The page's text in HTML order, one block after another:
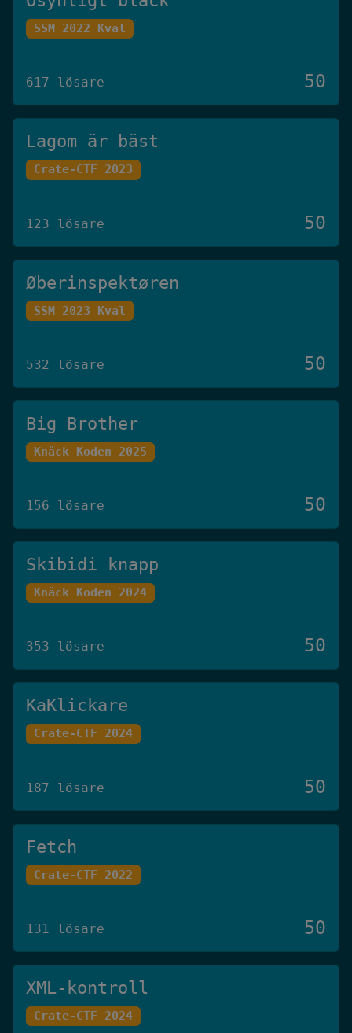
SSM 2022 Kval
617 lösare 50
Lagom är bäst
Crate-CTF 2023
123 lösare 50
Øberinspektøren
SSM 2023 Kval
532 lösare 50
Big Brother
Knäck Koden 2025
156 lösare 50
Skibidi knapp
Knäck Koden 2024
353 lösare 50
KaKlickare
Crate-CTF 2024
187 lösare 50
Fetch
Crate-CTF 2022
131 lösare 50
XML-kontroll
Crate-CTF 2024